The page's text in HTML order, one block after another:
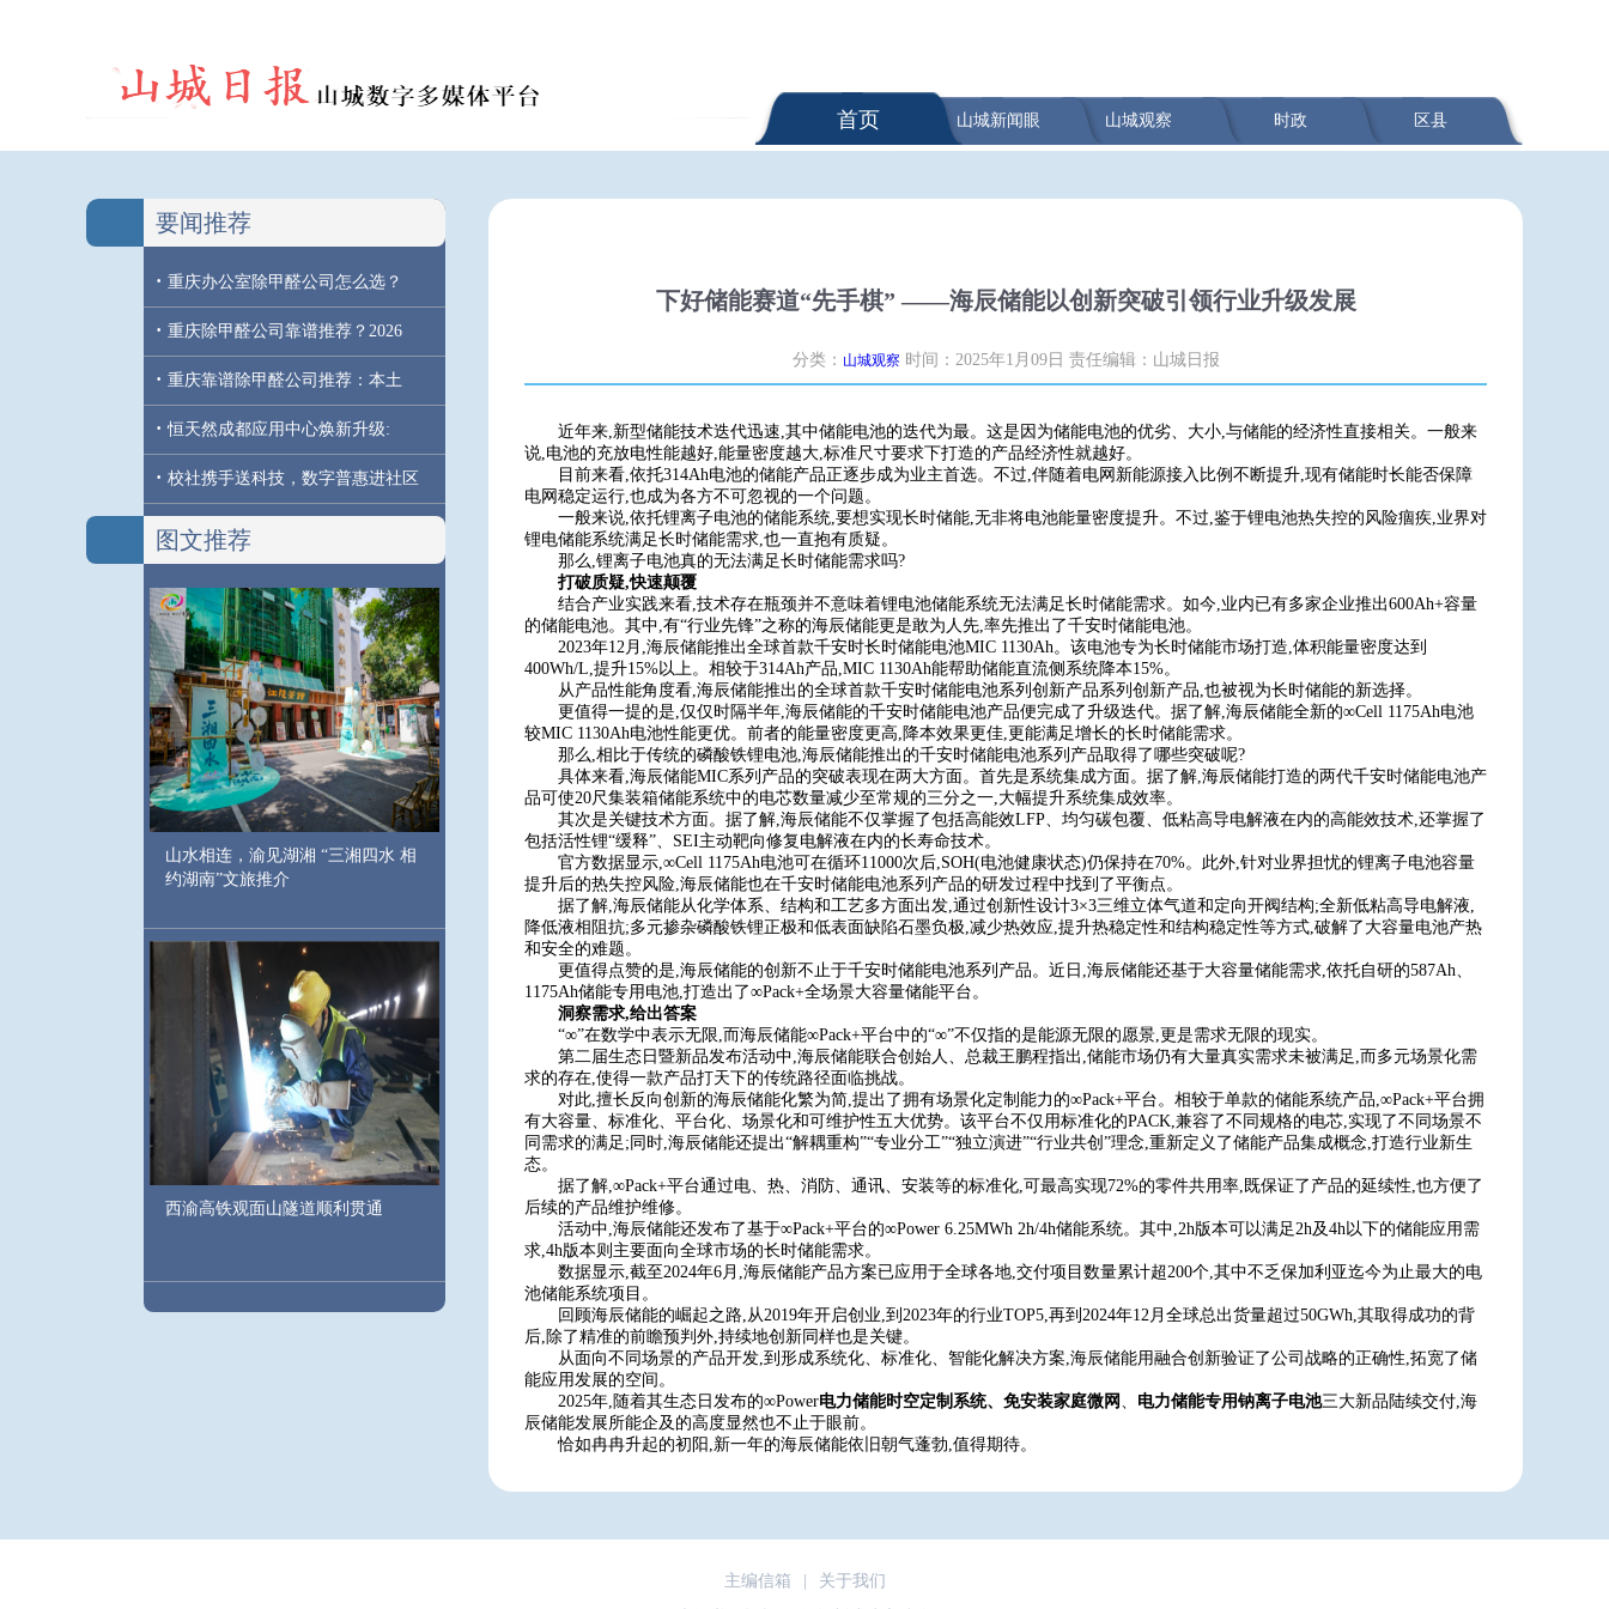
首页 山城新闻眼 山城观察 时政 区县
要闻推荐
· 重庆办公室除甲醛公司怎么选？
· 重庆除甲醛公司靠谱推荐？2026
· 重庆靠谱除甲醛公司推荐：本土
· 恒天然成都应用中心焕新升级:
· 校社携手送科技，数字普惠进社区
图文推荐
山水相连，渝见湖湘 “三湘四水 相
约湖南”文旅推介
西渝高铁观面山隧道顺利贯通
下好储能赛道“先手棋” ——海辰储能以创新突破引领行业升级发展
分类： 山城观察 时间：2025年1月09日 责任编辑：山城日报
近年来,新型储能技术迭代迅速,其中储能电池的迭代为最。这是因为储能电池的优劣、大小,与储能的经济性直接相关。一般来
说,电池的充放电性能越好,能量密度越大,标准尺寸要求下打造的产品经济性就越好。
目前来看,依托314Ah电池的储能产品正逐步成为业主首选。不过,伴随着电网新能源接入比例不断提升,现有储能时长能否保障
电网稳定运行,也成为各方不可忽视的一个问题。
一般来说,依托锂离子电池的储能系统,要想实现长时储能,无非将电池能量密度提升。不过,鉴于锂电池热失控的风险痼疾,业界对
锂电储能系统满足长时储能需求,也一直抱有质疑。
那么,锂离子电池真的无法满足长时储能需求吗?
打破质疑,快速颠覆
结合产业实践来看,技术存在瓶颈并不意味着锂电池储能系统无法满足长时储能需求。如今,业内已有多家企业推出600Ah+容量
的储能电池。其中,有“行业先锋”之称的海辰储能更是敢为人先,率先推出了千安时储能电池。
2023年12月,海辰储能推出全球首款千安时长时储能电池MIC 1130Ah。该电池专为长时储能市场打造,体积能量密度达到
400Wh/L,提升15%以上。相较于314Ah产品,MIC 1130Ah能帮助储能直流侧系统降本15%。
从产品性能角度看,海辰储能推出的全球首款千安时储能电池系列创新产品系列创新产品,也被视为长时储能的新选择。
更值得一提的是,仅仅时隔半年,海辰储能的千安时储能电池产品便完成了升级迭代。据了解,海辰储能全新的∞Cell 1175Ah电池
较MIC 1130Ah电池性能更优。前者的能量密度更高,降本效果更佳,更能满足增长的长时储能需求。
那么,相比于传统的磷酸铁锂电池,海辰储能推出的千安时储能电池系列产品取得了哪些突破呢?
具体来看,海辰储能MIC系列产品的突破表现在两大方面。首先是系统集成方面。据了解,海辰储能打造的两代千安时储能电池产
品可使20尺集装箱储能系统中的电芯数量减少至常规的三分之一,大幅提升系统集成效率。
其次是关键技术方面。据了解,海辰储能不仅掌握了包括高能效LFP、均匀碳包覆、低粘高导电解液在内的高能效技术,还掌握了
包括活性锂“缓释”、SEI主动靶向修复电解液在内的长寿命技术。
官方数据显示,∞Cell 1175Ah电池可在循环11000次后,SOH(电池健康状态)仍保持在70%。此外,针对业界担忧的锂离子电池容量
提升后的热失控风险,海辰储能也在千安时储能电池系列产品的研发过程中找到了平衡点。
据了解,海辰储能从化学体系、结构和工艺多方面出发,通过创新性设计3×3三维立体气道和定向开阀结构;全新低粘高导电解液,
降低液相阻抗;多元掺杂磷酸铁锂正极和低表面缺陷石墨负极,减少热效应,提升热稳定性和结构稳定性等方式,破解了大容量电池产热
和安全的难题。
更值得点赞的是,海辰储能的创新不止于千安时储能电池系列产品。近日,海辰储能还基于大容量储能需求,依托自研的587Ah、
1175Ah储能专用电池,打造出了∞Pack+全场景大容量储能平台。
洞察需求,给出答案
“∞”在数学中表示无限,而海辰储能∞Pack+平台中的“∞”不仅指的是能源无限的愿景,更是需求无限的现实。
第二届生态日暨新品发布活动中,海辰储能联合创始人、总裁王鹏程指出,储能市场仍有大量真实需求未被满足,而多元场景化需
求的存在,使得一款产品打天下的传统路径面临挑战。
对此,擅长反向创新的海辰储能化繁为简,提出了拥有场景化定制能力的∞Pack+平台。相较于单款的储能系统产品,∞Pack+平台拥
有大容量、标准化、平台化、场景化和可维护性五大优势。该平台不仅用标准化的PACK,兼容了不同规格的电芯,实现了不同场景不
同需求的满足;同时,海辰储能还提出“解耦重构”“专业分工”“独立演进”“行业共创”理念,重新定义了储能产品集成概念,打造行业新生
态。
据了解,∞Pack+平台通过电、热、消防、通讯、安装等的标准化,可最高实现72%的零件共用率,既保证了产品的延续性,也方便了
后续的产品维护维修。
活动中,海辰储能还发布了基于∞Pack+平台的∞Power 6.25MWh 2h/4h储能系统。其中,2h版本可以满足2h及4h以下的储能应用需
求,4h版本则主要面向全球市场的长时储能需求。
数据显示,截至2024年6月,海辰储能产品方案已应用于全球各地,交付项目数量累计超200个,其中不乏保加利亚迄今为止最大的电
池储能系统项目。
回顾海辰储能的崛起之路,从2019年开启创业,到2023年的行业TOP5,再到2024年12月全球总出货量超过50GWh,其取得成功的背
后,除了精准的前瞻预判外,持续地创新同样也是关键。
从面向不同场景的产品开发,到形成系统化、标准化、智能化解决方案,海辰储能用融合创新验证了公司战略的正确性,拓宽了储
能应用发展的空间。
2025年,随着其生态日发布的∞Power电力储能时空定制系统、免安装家庭微网 、 电力储能专用钠离子电池三大新品陆续交付,海
辰储能发展所能企及的高度显然也不止于眼前。
恰如冉冉升起的初阳,新一年的海辰储能依旧朝气蓬勃,值得期待。
主编信箱
关于我们